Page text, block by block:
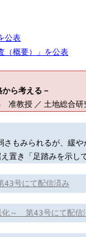
公表
（概要）」を公表
ら考える－
合研究所 客
もみられるが、緩や
置き「足踏みを示し
43号にて配信済み
化～ 第43号にて配信